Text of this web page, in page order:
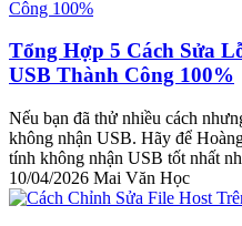
Tổng Hợp 5 Cách Sửa
USB Thành Công 100%
Nếu bạn đã thử nhiều cách
không nhận USB. Hãy để
tính không nhận USB tốt nhất
10/04/2026 Mai Văn Học